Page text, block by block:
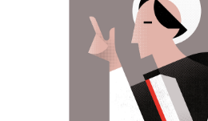
Al acto asistieron los
vicentinos, Presidentes y
como la Honorable
vicentinas de 2025Mª
acompañada por la